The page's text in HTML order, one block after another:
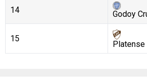
14 Godoy
15
Platense